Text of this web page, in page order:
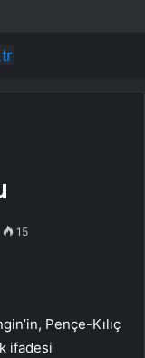
15
Pençe-Kılıç
ifadesi